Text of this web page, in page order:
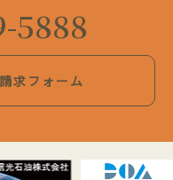
5888
求フォーム